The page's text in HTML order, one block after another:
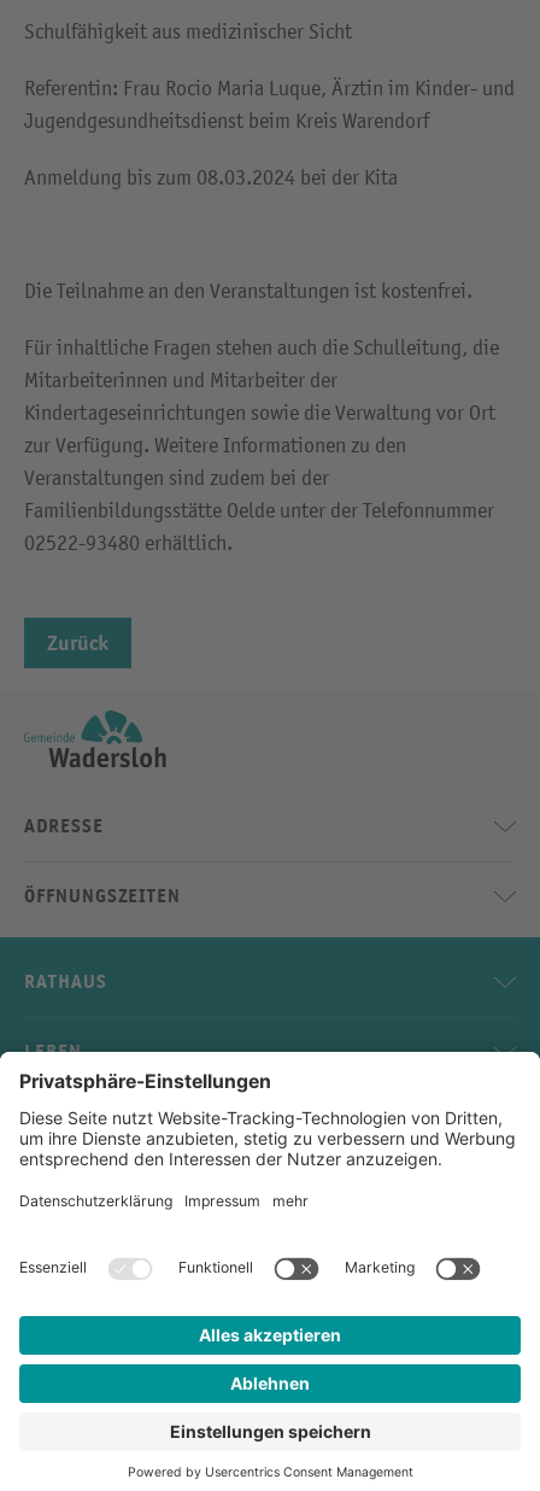
Schulfähigkeit aus medizinischer Sicht
Referentin: Frau Rocio Maria Luque, Ärztin im Kinder- und
Jugendgesundheitsdienst beim Kreis Warendorf
Anmeldung bis zum 08.03.2024 bei der Kita
Die Teilnahme an den Veranstaltungen ist kostenfrei.
Für inhaltliche Fragen stehen auch die Schulleitung, die
Mitarbeiterinnen und Mitarbeiter der
Kindertageseinrichtungen sowie die Verwaltung vor Ort
zur Verfügung. Weitere Informationen zu den
Veranstaltungen sind zudem bei der
Familienbildungsstätte Oelde unter der Telefonnummer
02522-93480 erhältlich.
Zurück
ADRESSE
ÖFFNUNGSZEITEN
RATHAUS
LEBEN
SERVICE
KONTAKT